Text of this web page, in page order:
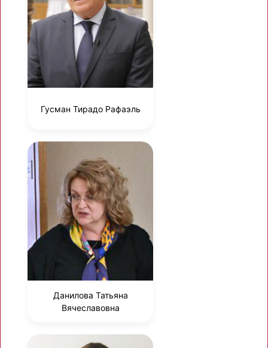
Гусман Тирадо Рафаэль
Данилова Татьяна
Вячеславовна